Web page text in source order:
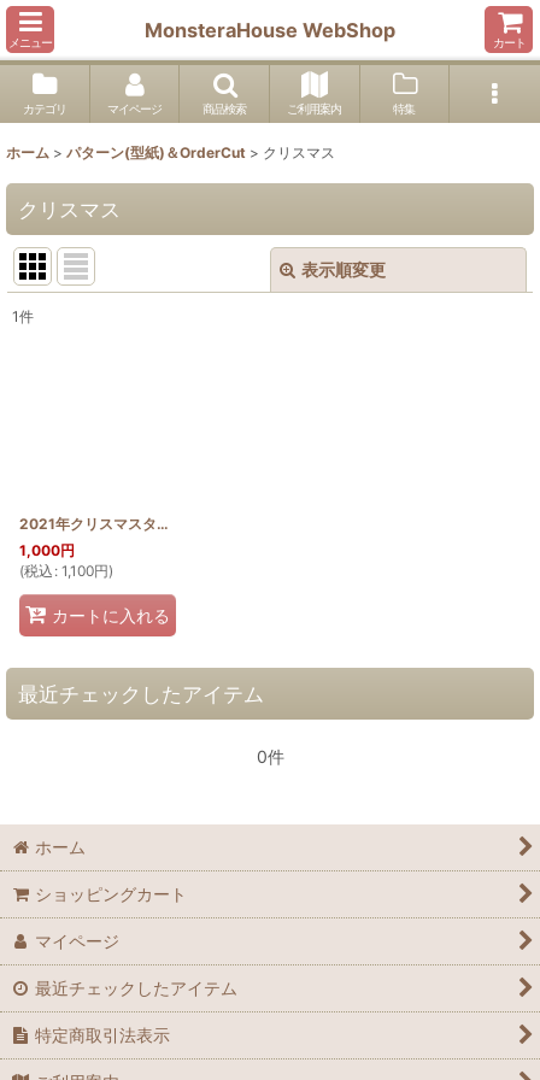
メニュー
MonsteraHouse WebShop
カート
カテゴリ マイページ 商品検索 ご利用案内 特集
ホーム > パターン(型紙)＆OrderCut > クリスマス
クリスマス
表示順変更
1件
2021年クリスマスタペストリー 型紙
1,000円
(税込 : 1,100円)
カートに入れる
最近チェックしたアイテム
0件
ホーム
ショッピングカート
マイページ
最近チェックしたアイテム
特定商取引法表示